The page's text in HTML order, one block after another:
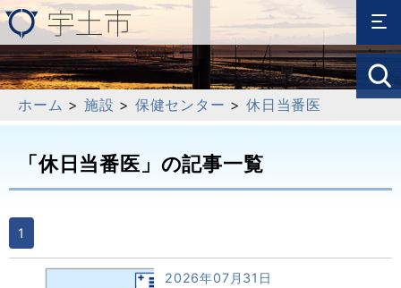
ホーム > 施設 > 保健センター >休日当番医
「休日当番医」の記事一覧
1
2026年07月31日